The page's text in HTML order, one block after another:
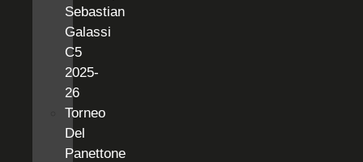
Sebastian
Galassi
C5
2025-
26
Torneo
Del
Panettone